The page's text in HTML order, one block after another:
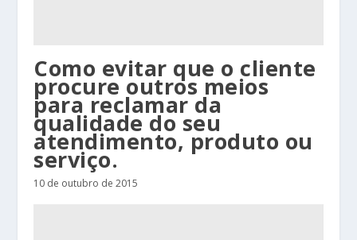
Como evitar que o cliente
procure outros meios
para reclamar da
qualidade do seu
atendimento, produto ou
serviço.
10 de outubro de 2015